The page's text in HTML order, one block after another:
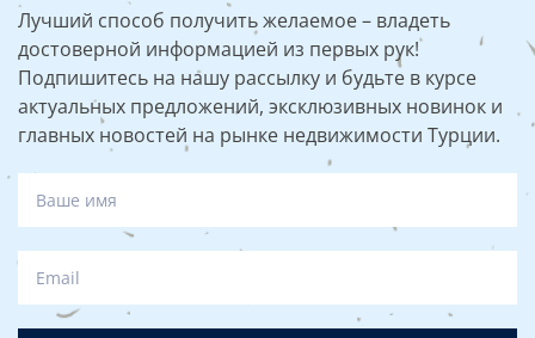
обстановка;
шаговая доступность к побережью;
гарантированное сохранение и приумножение
капитала:ценананедвижимость Турции у моря
постоянно растет;
расположение в развитом и обжитом районе
города и др.
Лучший способ получить желаемое – владеть
достоверной информацией из первых рук!
Подпишитесь на нашу рассылку и будьте в курсе
актуальных предложений, эксклюзивных новинок и
главных новостей на рынке недвижимости Турции.